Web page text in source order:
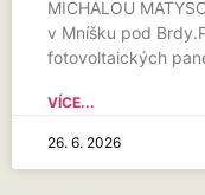
MICHALOU
v Mníšku pod
fotovoltaických
VÍCE...
26. 6. 2026